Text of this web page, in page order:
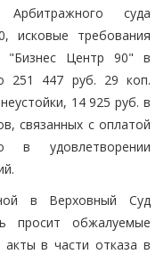
суда
исковые требования
"Бизнес Центр 90" в
251 447 руб. 29 коп.
14 925 руб. в
связанных с оплатой
в удовлетворении
в Верховный Суд
просит обжалуемые
в части отказа в